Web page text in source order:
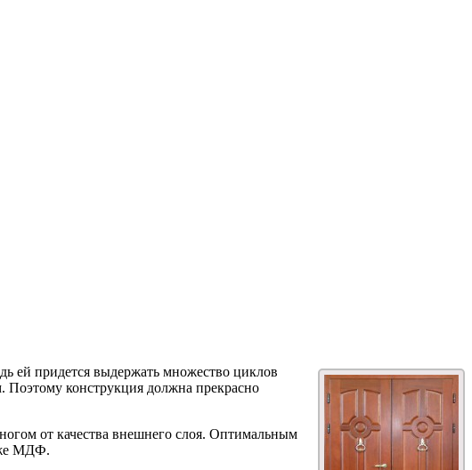
ей придется выдержать множество циклов
Поэтому конструкция должна прекрасно
от качества внешнего слоя. Оптимальным
МДФ.